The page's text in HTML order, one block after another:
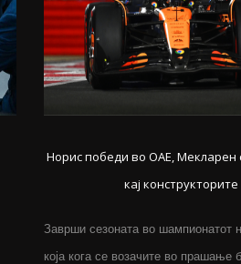
Норис победи во ОАЕ, Мекларен
кај конструкторите
Заврши сезоната во шампионатот
која кога се возачите во прашање